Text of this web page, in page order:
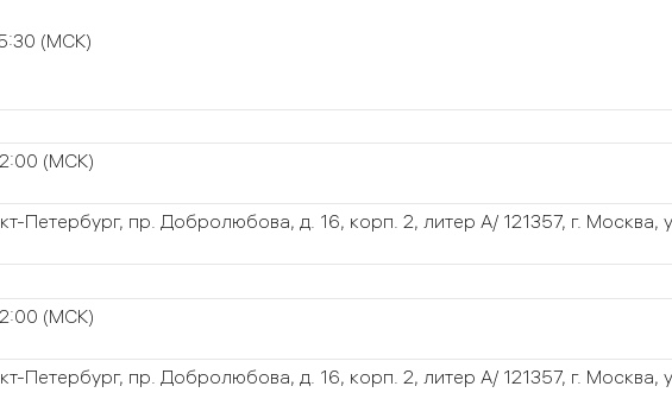
(МСК)
(МСК)
Петербург, пр. Добролюбова, д. 16, корп. 2, литер А/ 121357, г. Москва,
(МСК)
Петербург, пр. Добролюбова, д. 16, корп. 2, литер А/ 121357, г. Москва,